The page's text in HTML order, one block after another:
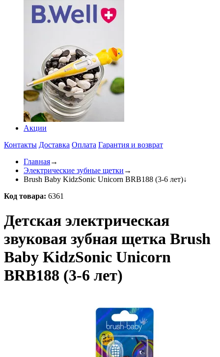
Акции
Контакты Доставка Оплата Гарантия и возврат
Главная→
Электрические зубные щетки →
Brush Baby KidzSonic Unicorn BRB188 (3-6 лет)↓
Код товара: 6361
Детская электрическая
звуковая зубная щетка Brush
Baby KidzSonic Unicorn
BRB188 (3-6 лет)